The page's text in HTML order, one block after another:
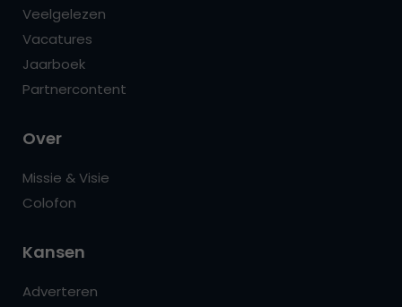
Veelgelezen
Vacatures
Jaarboek
Partnercontent
Over
Missie & Visie
Colofon
Kansen
Adverteren